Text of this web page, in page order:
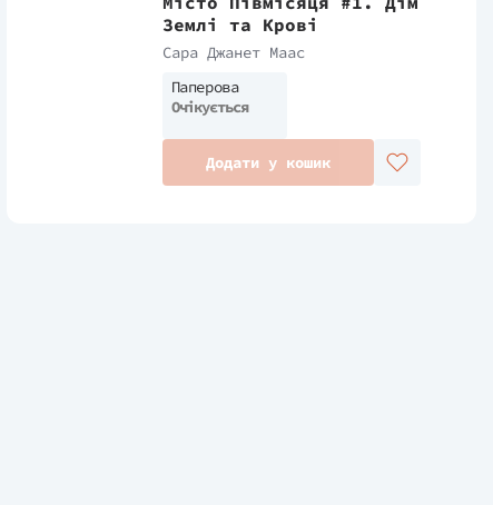
Землі та Крові
Сара Джанет Маас
Паперова
Очікується
Додати у кошик